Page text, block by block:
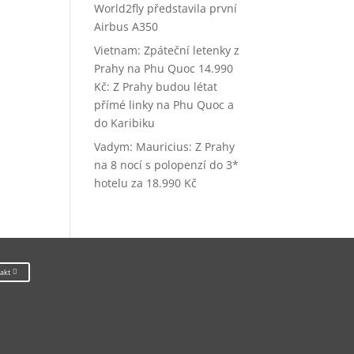
World2fly představila první
Airbus A350
Vietnam: Zpáteční letenky z
Prahy na Phu Quoc 14.990
Kč:Z Prahy budou létat
přímé linky na Phu Quoc a
do Karibiku
Vadym: Mauricius: Z Prahy
na 8 nocí s polopenzí do 3*
hotelu za 18.990 Kč